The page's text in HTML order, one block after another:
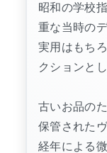
昭和の学校
重な当時の
実用はもち
クションと
古いお品の
保管された
経年による